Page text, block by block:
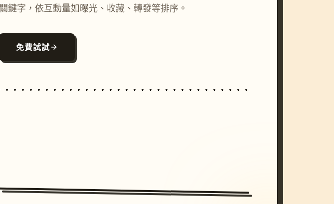
關鍵字，依互動量如曝光、收藏、轉發等排序。
免費試試